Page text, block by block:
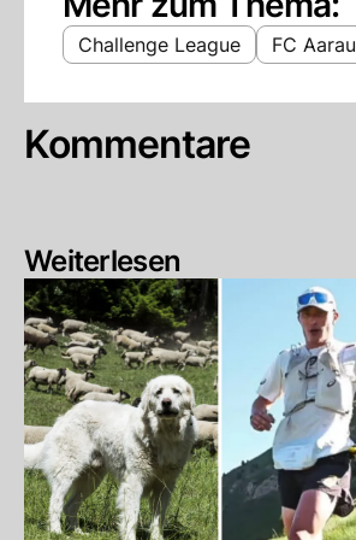
Challenge League FC Aarau
Kommentare
Weiterlesen